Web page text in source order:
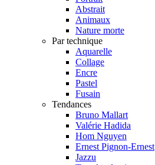
Abstrait
Animaux
Nature morte
Par technique
Aquarelle
Collage
Encre
Pastel
Fusain
Tendances
Bruno Mallart
Valérie Hadida
Hom Nguyen
Ernest Pignon-Ernest
Jazzu